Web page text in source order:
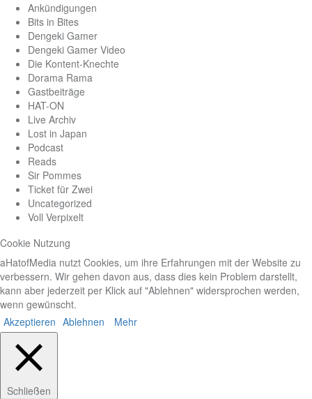
Ankündigungen
Bits in Bites
Dengeki Gamer
Dengeki Gamer Video
Die Kontent-Knechte
Dorama Rama
Gastbeiträge
HAT-ON
Live Archiv
Lost in Japan
Podcast
Reads
Sir Pommes
Ticket für Zwei
Uncategorized
Voll Verpixelt
Cookie Nutzung
aHatofMedia nutzt Cookies, um ihre Erfahrungen mit der Website zu
verbessern. Wir gehen davon aus, dass dies kein Problem darstellt,
kann aber jederzeit per Klick auf "Ablehnen" widersprochen werden,
wenn gewünscht.
Akzeptieren Ablehnen Mehr
Schließen